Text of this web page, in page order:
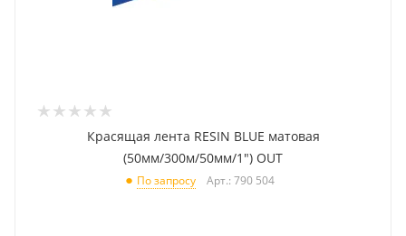
Красящая лента RESIN BLUE матовая
(50мм/300м/50мм/1") OUT
По запросу Арт.: 790 504